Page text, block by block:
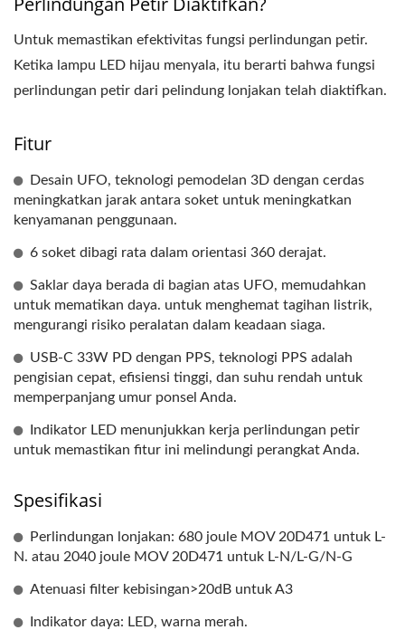
Untuk memastikan efektivitas fungsi perlindungan petir.
Ketika lampu LED hijau menyala, itu berarti bahwa fungsi
perlindungan petir dari pelindung lonjakan telah diaktifkan.
Fitur
Desain UFO, teknologi pemodelan 3D dengan cerdas
meningkatkan jarak antara soket untuk meningkatkan
kenyamanan penggunaan.
6 soket dibagi rata dalam orientasi 360 derajat.
Saklar daya berada di bagian atas UFO, memudahkan
untuk mematikan daya. untuk menghemat tagihan listrik,
mengurangi risiko peralatan dalam keadaan siaga.
USB-C 33W PD dengan PPS, teknologi PPS adalah
pengisian cepat, efisiensi tinggi, dan suhu rendah untuk
memperpanjang umur ponsel Anda.
Indikator LED menunjukkan kerja perlindungan petir
untuk memastikan fitur ini melindungi perangkat Anda.
Spesifikasi
Perlindungan lonjakan: 680 joule MOV 20D471 untuk L-
N. atau 2040 joule MOV 20D471 untuk L-N/L-G/N-G
Atenuasi filter kebisingan>20dB untuk A3
Indikator daya: LED, warna merah.